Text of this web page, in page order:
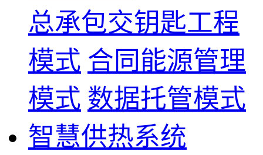
总承包交钥匙工程
模式 合同能源管理
模式 数据托管模式
智慧供热系统